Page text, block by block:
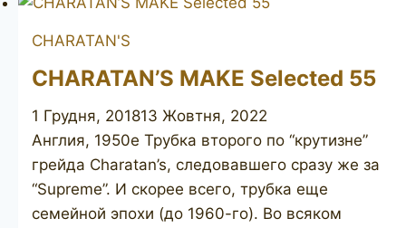
CHARATAN'S
CHARATAN’S MAKE Selected 55
1 Грудня, 201813 Жовтня, 2022
Англия, 1950е Трубка второго по “крутизне”
грейда Charatan’s, следовавшего сразу же за
“Supreme”. И скорее всего, трубка еще
семейной эпохи (до 1960-го). Во всяком